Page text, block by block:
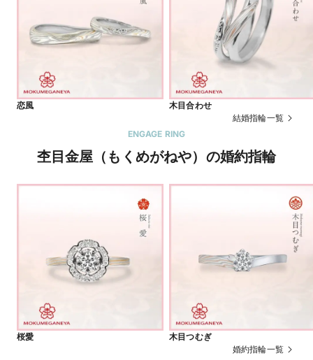
恋風
木目合わせ
結婚指輪一覧
ENGAGE RING
杢目金屋（もくめがねや）の婚約指輪
桜愛
木目つむぎ
婚約指輪一覧